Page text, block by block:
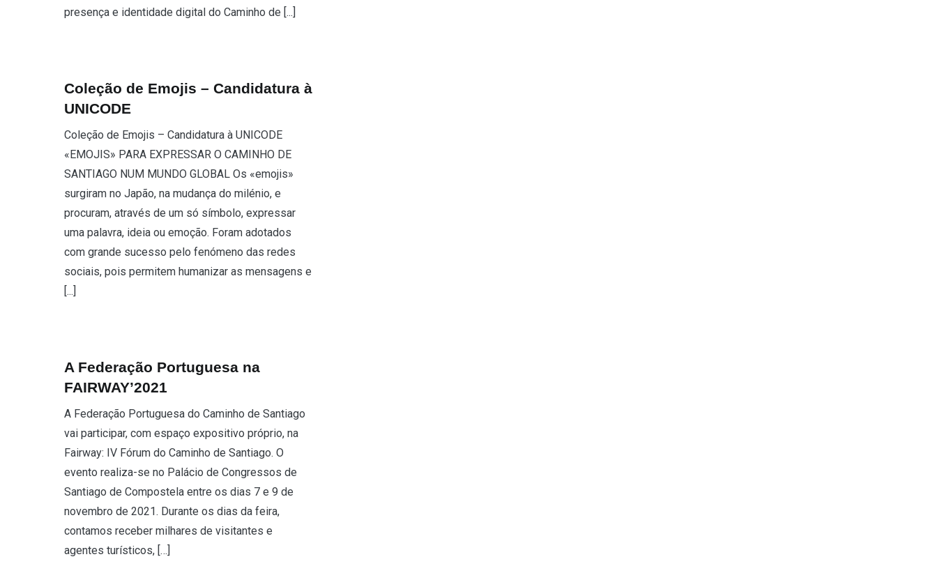
presença e identidade digital do Caminho de [...]
Coleção de Emojis – Candidatura à
UNICODE
Coleção de Emojis – Candidatura à UNICODE
«EMOJIS» PARA EXPRESSAR O CAMINHO DE
SANTIAGO NUM MUNDO GLOBAL Os «emojis»
surgiram no Japão, na mudança do milénio, e
procuram, através de um só símbolo, expressar
uma palavra, ideia ou emoção. Foram adotados
com grande sucesso pelo fenómeno das redes
sociais, pois permitem humanizar as mensagens e
[...]
A Federação Portuguesa na
FAIRWAY’2021
A Federação Portuguesa do Caminho de Santiago
vai participar, com espaço expositivo próprio, na
Fairway: IV Fórum do Caminho de Santiago. O
evento realiza-se no Palácio de Congressos de
Santiago de Compostela entre os dias 7 e 9 de
novembro de 2021. Durante os dias da feira,
contamos receber milhares de visitantes e
agentes turísticos, […]